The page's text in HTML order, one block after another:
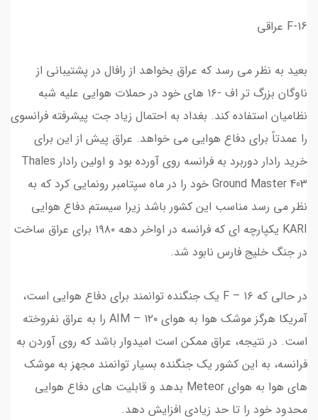
F-16 عراقی
بعید به نظر می رسد که عراق بخواهد از رافال در پشتیبانی از
ناوگان بزرگ تر اف -۱۶ های خود در حملات هوایی علیه شبه
نظامیان استفاده کند. بغداد به احتمال زیاد جت پیشرفته فرانسوی
را عمدتاً برای دفاع هوایی می خواهد. عراق پیش از این برای
خرید رادار دوربرد به فرانسه روی آورده بود و اولین رادار Thales
Ground Master 403 خود را در ماه سپتامبر رونمایی کرد که به
نظر می رسد مناسب این کشور باشد زیرا سیستم دفاع هوایی
KARI یکپارچه ای که فرانسه در اواخر دهه ۱۹۸۰ برای عراق ساخت
در جنگ خلیج فارس نابود شد.
در حالی که F – ۱۶ یک جنگنده توانمند برای دفاع هوایی است،
آمریکا هرگز موشک هوا به هوای AIM – ۱۲۰ را به عراق نفروخته
است. در نتیجه، عراق ممکن است امیدوار باشد که روی آوردن به
فرانسه، به این کشور یک جنگنده بسیار توانمند مجهز به موشک
های هوا به هوای Meteor بدهد و قابلیت های دفاع هوایی
محدود خود را تا حد زیادی افزایش دهد.